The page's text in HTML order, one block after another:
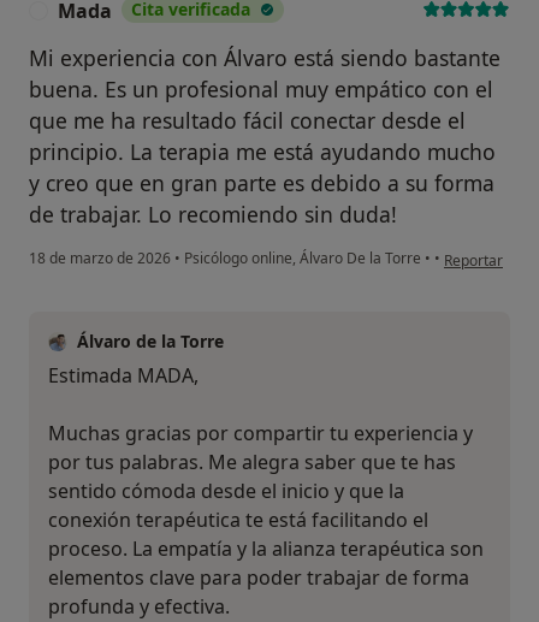
Mada Cita verificada
Mi experiencia con Álvaro está siendo bastante
buena. Es un profesional muy empático con el
que me ha resultado fácil conectar desde el
principio. La terapia me está ayudando mucho
y creo que en gran parte es debido a su forma
de trabajar. Lo recomiendo sin duda!
18 de marzo de 2026 • Psicólogo online, Álvaro De la Torre • • en opinión
Reportar
Álvaro de la Torre
Estimada MADA,
Muchas gracias por compartir tu experiencia y
por tus palabras. Me alegra saber que te has
sentido cómoda desde el inicio y que la
conexión terapéutica te está facilitando el
proceso. La empatía y la alianza terapéutica son
elementos clave para poder trabajar de forma
profunda y efectiva.